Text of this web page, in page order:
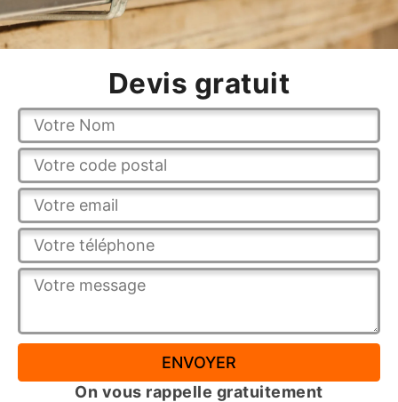
Devis gratuit
On vous rappelle gratuitement